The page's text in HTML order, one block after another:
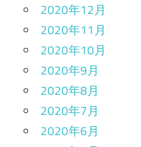
2020年12月
2020年11月
2020年10月
2020年9月
2020年8月
2020年7月
2020年6月